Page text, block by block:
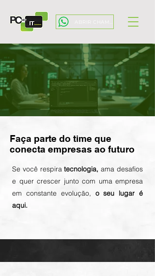
Faça parte do time que
conecta empresas ao futuro
Se você respiratecnologia, ama desafios
e quer crescer junto com uma empresa
em constante evolução, o seu lugar é
aqui.